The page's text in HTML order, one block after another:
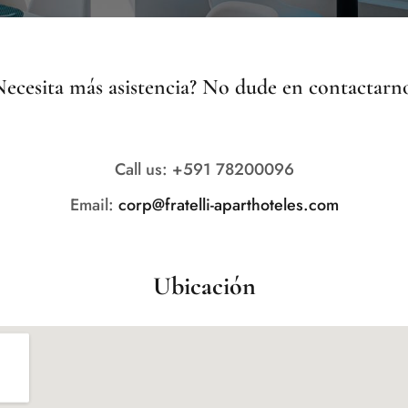
más asistencia? No dude en
Call us: +591 78200096
Email: corp@fratelli-aparthoteles.com
Ubicación